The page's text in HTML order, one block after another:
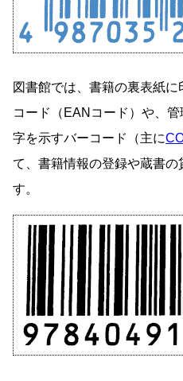
図書館では、書籍の裏表紙
コード（EANコード）や、
字を示すバーコード（主に
て、書籍情報の登録や蔵書の
す。